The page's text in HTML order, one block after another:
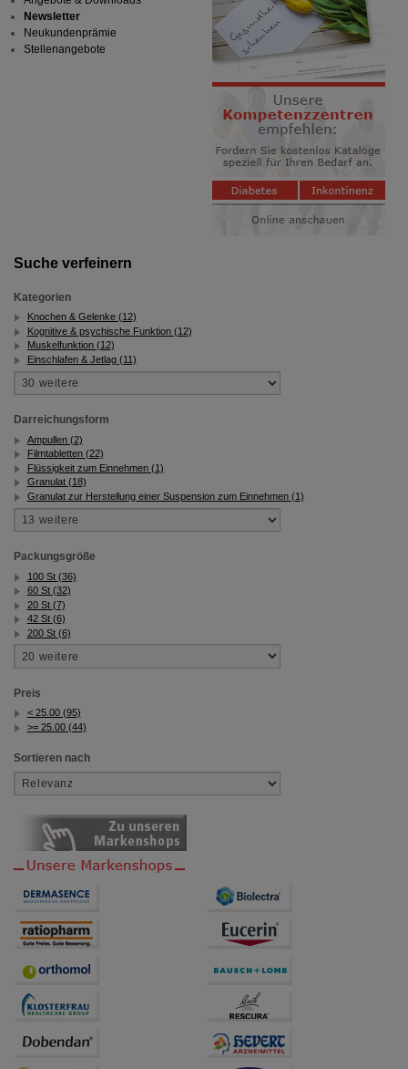
Suche verfeinern
Kategorien
Knochen & Gelenke (12)
Kognitive & psychische Funktion (12)
Muskelfunktion (12)
Einschlafen & Jetlag (11)
Darreichungsform
Ampullen (2)
Filmtabletten (22)
Flüssigkeit zum Einnehmen (1)
Granulat (18)
Granulat zur Herstellung einer Suspension zum Einnehmen (1)
Packungsgröße
100 St (36)
60 St (32)
20 St (7)
42 St (6)
200 St (6)
Preis
< 25.00 (95)
>= 25.00 (44)
Sortieren nach
Newsletter
Neukundenprämie
Stellenangebote